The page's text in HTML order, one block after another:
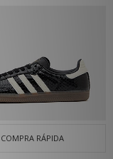
COMPRA RÁPIDA